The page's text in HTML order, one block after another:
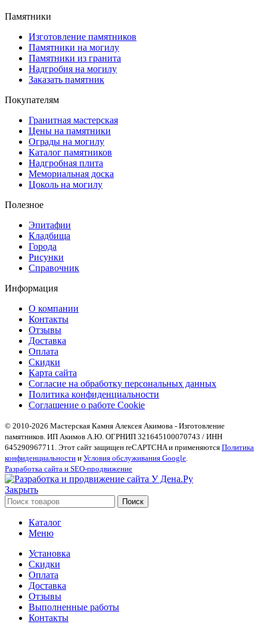
Памятники
Изготовление памятников
Памятники на могилу
Памятники из гранита
Надгробия на могилу
Заказать памятник
Покупателям
Гранитная мастерская
Цены на памятники
Ограды на могилу
Каталог памятников
Надгробная плита
Мемориальная доска
Цоколь на могилу
Полезное
Эпитафии
Кладбища
Города
Рисунки
Справочник
Информация
О компании
Контакты
Отзывы
Доставка
Оплата
Скидки
Карта сайта
Согласие на обработку персональных данных
Политика конфиденциальности
Соглашение о работе Cookie
© 2010-2026 Мастерская Камня Алексея Акимова - Изготовление
памятников. ИП Акимов А.Ю. ОГРНИП 321645100070743 / ИНН
645290967711. Этот сайт защищен reCAPTCHA и применяются Политика
конфиденциальности и Условия обслуживания Google.
Разработка сайта и SEO-продвижение
Закрыть
Поиск
Каталог
Меню
Установка
Скидки
Оплата
Доставка
Отзывы
Выполненные работы
Контакты